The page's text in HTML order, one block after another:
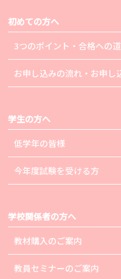
初めての方へ
3つのポイント・合格への道
お申し込みの流れ・お申し
学生の方へ
低学年の皆様
今年度試験を受ける方
学校関係者の方へ
教材購入のご案内
教員セミナーのご案内